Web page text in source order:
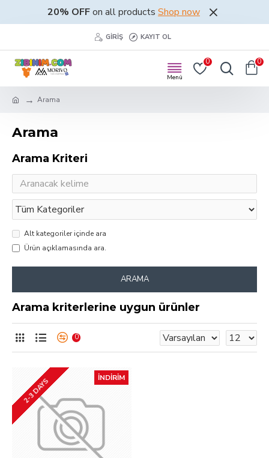
20% OFFon all products Shop now
GIRIŞ KAYIT OL
0 0
Arama
Arama
Arama Kriteri
Alt kategoriler içinde ara
Ürün açıklamasında ara.
ARAMA
Arama kriterlerine uygun ürünler
0
İNDIRIM
2-3 DAYS